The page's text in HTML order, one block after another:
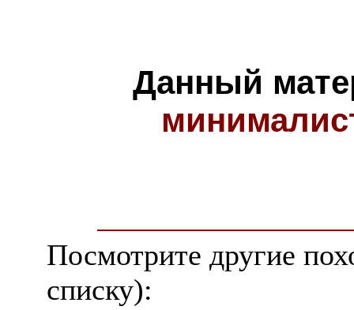
Данный
Посмотрите другие
списку):